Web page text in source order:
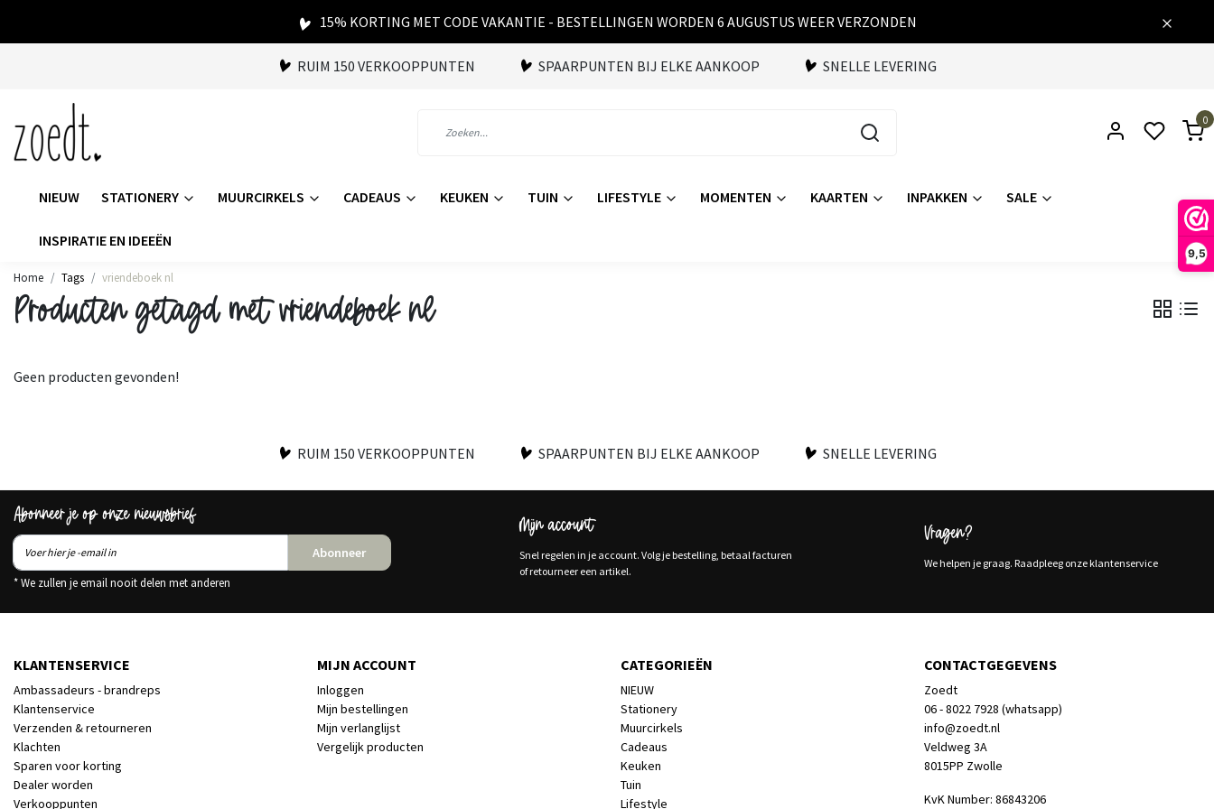
9,5
15% KORTING MET CODE VAKANTIE - BESTELLINGEN WORDEN 6 AUGUSTUS WEER VERZONDEN
RUIM 150 VERKOOPPUNTEN SPAARPUNTEN BIJ ELKE AANKOOP SNELLE LEVERING
0
NIEUW STATIONERY MUURCIRKELS CADEAUS KEUKEN TUIN LIFESTYLE MOMENTEN KAARTEN INPAKKEN SALE
INSPIRATIE EN IDEEËN
Home Tags vriendeboek nl
Producten getagd met vriendeboek nl
Geen producten gevonden!
RUIM 150 VERKOOPPUNTEN SPAARPUNTEN BIJ ELKE AANKOOP SNELLE LEVERING
Abonneer je op onze nieuwsbrief
Abonneer
* We zullen je email nooit delen met anderen
Mijn account
Snel regelen in je account. Volg je bestelling, betaal facturen
of retourneer een artikel.
Vragen?
We helpen je graag. Raadpleeg onze klantenservice
KLANTENSERVICE
Ambassadeurs - brandreps
Klantenservice
Verzenden & retourneren
Klachten
Sparen voor korting
Dealer worden
Verkooppunten
MIJN ACCOUNT
Inloggen
Mijn bestellingen
Mijn verlanglijst
Vergelijk producten
CATEGORIEËN
NIEUW
Stationery
Muurcirkels
Cadeaus
Keuken
Tuin
Lifestyle
CONTACTGEGEVENS
Zoedt
06 - 8022 7928 (whatsapp)
info@zoedt.nl
Veldweg 3A
8015PP Zwolle
KvK Number: 86843206